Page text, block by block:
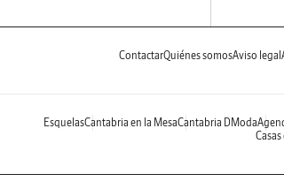
ContactarQuiénes somosAviso legal
EsquelasCantabria en la MesaCantabria DModa